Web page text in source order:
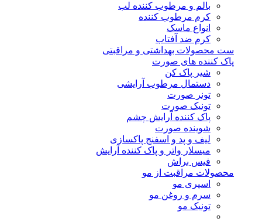
بالم و مرطوب کننده لب
کرم مرطوب کننده
انواع ماسک
کرم ضد آفتاب
ست محصولات بهداشتی و مراقبتی
پاک کننده های صورت
شیر پاک کن
دستمال مرطوب آرایشی
تونر صورت
تونیک صورت
پاک کننده آرایش چشم
شوینده صورت
لیف و پد و اسفنج پاکسازی
میسلار واتر و پاک کننده آرایش
فیس براش
محصولات مراقبت از مو
اسپری مو
سرم و روغن مو
تونیک مو